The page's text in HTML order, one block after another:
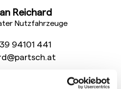
Reichard
Nutzfahrzeuge
94101 441